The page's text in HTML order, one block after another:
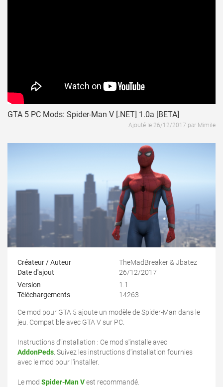
GTA 5 PC Mods: Spider-Man V [.NET] 1.0a [BETA]
Ajouté le 26/12/2017 par Mimile
Créateur / Auteur
TheMadBreaker & Jbatez
Date d'ajout
26/12/2017
Version
1.1
Téléchargements
14263
Ce mod pour GTA 5 ajoute un modèle de Spider-Man dans le
jeu. Compatible avec GTA V sur PC.
Instructions d'installation : Ce mod s'installe avec
AddonPeds . Suivez les instructions d'installation fournies
avec le mod pour l'installer.
Le mod Spider-Man Vest recommandé.